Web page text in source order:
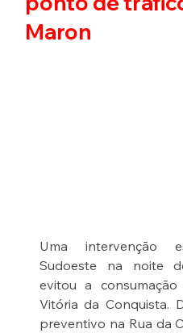
Maron
Uma intervenção
Sudoeste na noite
evitou a
Vitória da Conquista.
preventivo na Rua da